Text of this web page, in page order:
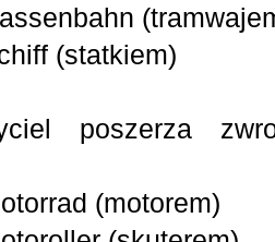
(statkiem)
poszerza
(motorem)